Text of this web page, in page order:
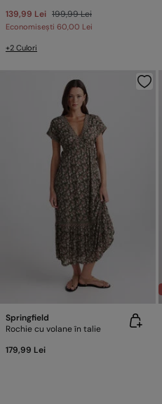
139,99 Lei 199,99 Lei
Economisești 60,00 Lei
+2 Culori
Springfield
Rochie cu volane în talie
179,99 Lei